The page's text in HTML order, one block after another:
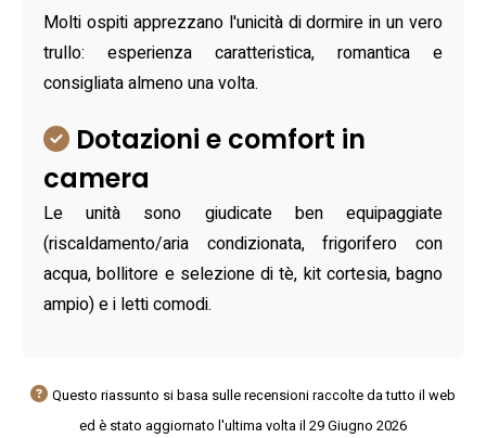
Molti ospiti apprezzano l'unicità di dormire in un vero
trullo: esperienza caratteristica, romantica e
consigliata almeno una volta.
Dotazioni e comfort in
camera
Le unità sono giudicate ben equipaggiate
(riscaldamento/aria condizionata, frigorifero con
acqua, bollitore e selezione di tè, kit cortesia, bagno
ampio) e i letti comodi.
Questo riassunto si basa sulle recensioni raccolte da tutto il web
ed è stato aggiornato l'ultima volta il 29 Giugno 2026